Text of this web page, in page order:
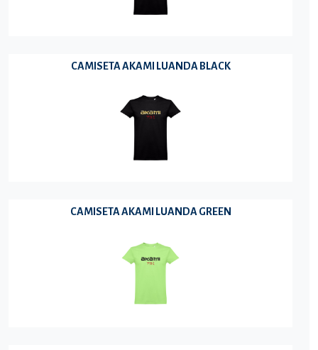
CAMISETA AKAMI LUANDA BLACK
CAMISETA AKAMI LUANDA GREEN